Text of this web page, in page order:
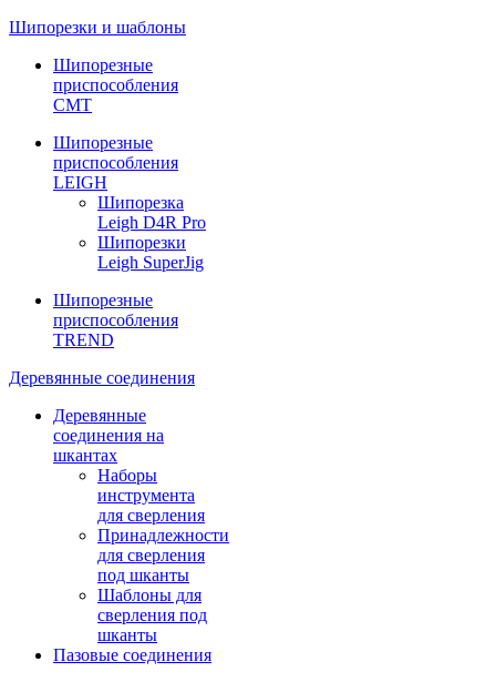
Шипорезки и шаблоны
Шипорезные
приспособления
CMT
Шипорезные
приспособления
LEIGH
Шипорезка
Leigh D4R Pro
Шипорезки
Leigh SuperJig
Шипорезные
приспособления
TREND
Деревянные соединения
Деревянные
соединения на
шкантах
Наборы
инструмента
для сверления
Принадлежности
для сверления
под шканты
Шаблоны для
сверления под
шканты
Пазовые соединения